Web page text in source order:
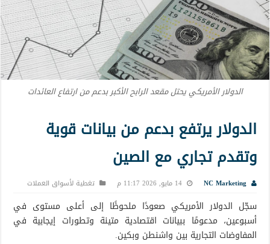
الدولار الأمريكي يحتل مقعد الرابح الأكبر بدعم من ارتفاع العائدات
الدولار يرتفع بدعم من بيانات قوية
وتقدم تجاري مع الصين
NC Marketing 14 مايو, 2026 11:17 م تغطية لأسواق العملات
سجّل الدولار الأمريكي صعودًا ملحوظًا إلى أعلى مستوى في
أسبوعين، مدعومًا ببيانات اقتصادية متينة وتطورات إيجابية في
المفاوضات التجارية بين واشنطن وبكين.